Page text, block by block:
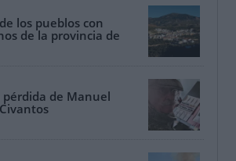
los pueblos con
de la provincia de
pérdida de Manuel